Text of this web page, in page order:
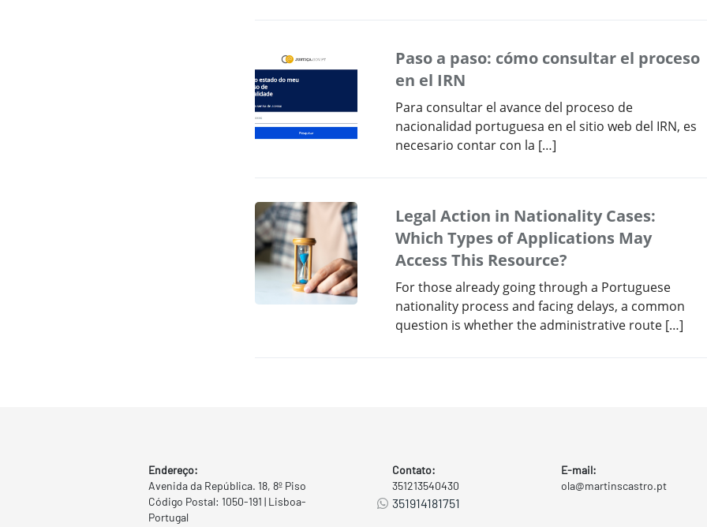
Paso a paso: cómo consultar el proceso
en el IRN
Para consultar el avance del proceso de
nacionalidad portuguesa en el sitio web del IRN, es
necesario contar con la […]
Legal Action in Nationality Cases:
Which Types of Applications May
Access This Resource?
For those already going through a Portuguese
nationality process and facing delays, a common
question is whether the administrative route […]
Endereço:
Avenida da República. 18, 8º Piso
Código Postal: 1050-191 | Lisboa-
Portugal
Contato:
351213540430
351914181751
E-mail:
ola@martinscastro.pt